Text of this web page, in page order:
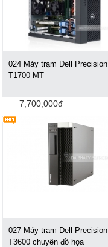
024 Máy trạm Dell Precision
T1700 MT
7,700,000đ
027 Máy trạm Dell Precision
T3600 chuyên đồ họa